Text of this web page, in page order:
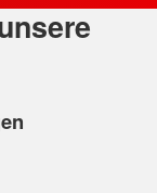
ein
soll dem
die
und Hilfe